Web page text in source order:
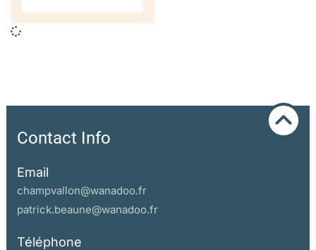
Contact Info
Email
champvallon@wanadoo.fr
patrick.beaune@wanadoo.fr
Téléphone